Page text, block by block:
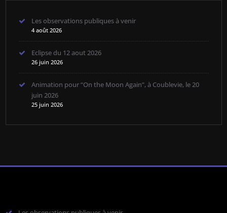
Les observations publiques à venir
4 août 2026
Eclipse du 12 aout 2026
26 juin 2026
Animation pour “On the Moon Again”, à Coublevie, le 20
juin 2026
25 juin 2026